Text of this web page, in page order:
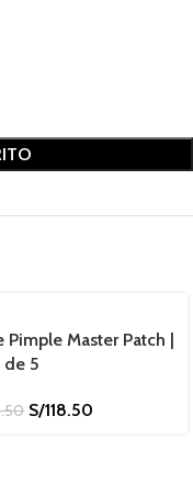
Pimple Master Patch |
de 5
S/118.50